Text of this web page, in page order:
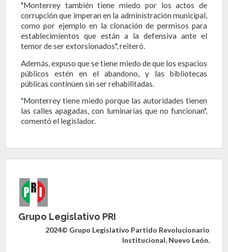
"Monterrey también tiene miedo por los actos de
corrupción que imperan en la administración municipal,
como por ejemplo en la clonación de permisos para
establecimientos que están a la defensiva ante el
temor de ser extorsionados", reiteró.
Además, expuso quese tiene miedo de que los espacios
públicos estén en el abandono, y las bibliotecas
públicas continúen sin ser rehabilitadas.
"Monterrey tiene miedo porque las autoridades tienen
las calles apagadas, con luminarias que no funcionan",
comentó el legislador.
Grupo Legislativo PRI
2024© Grupo Legislativo Partido Revolucionario
Institucional, Nuevo León.